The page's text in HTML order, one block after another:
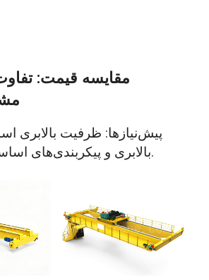
مقایسه قیمت:
پیش‌نیازها: ظرفیت بالابری
بالابری و پیکربندی‌های اساسی یکسان هستند.